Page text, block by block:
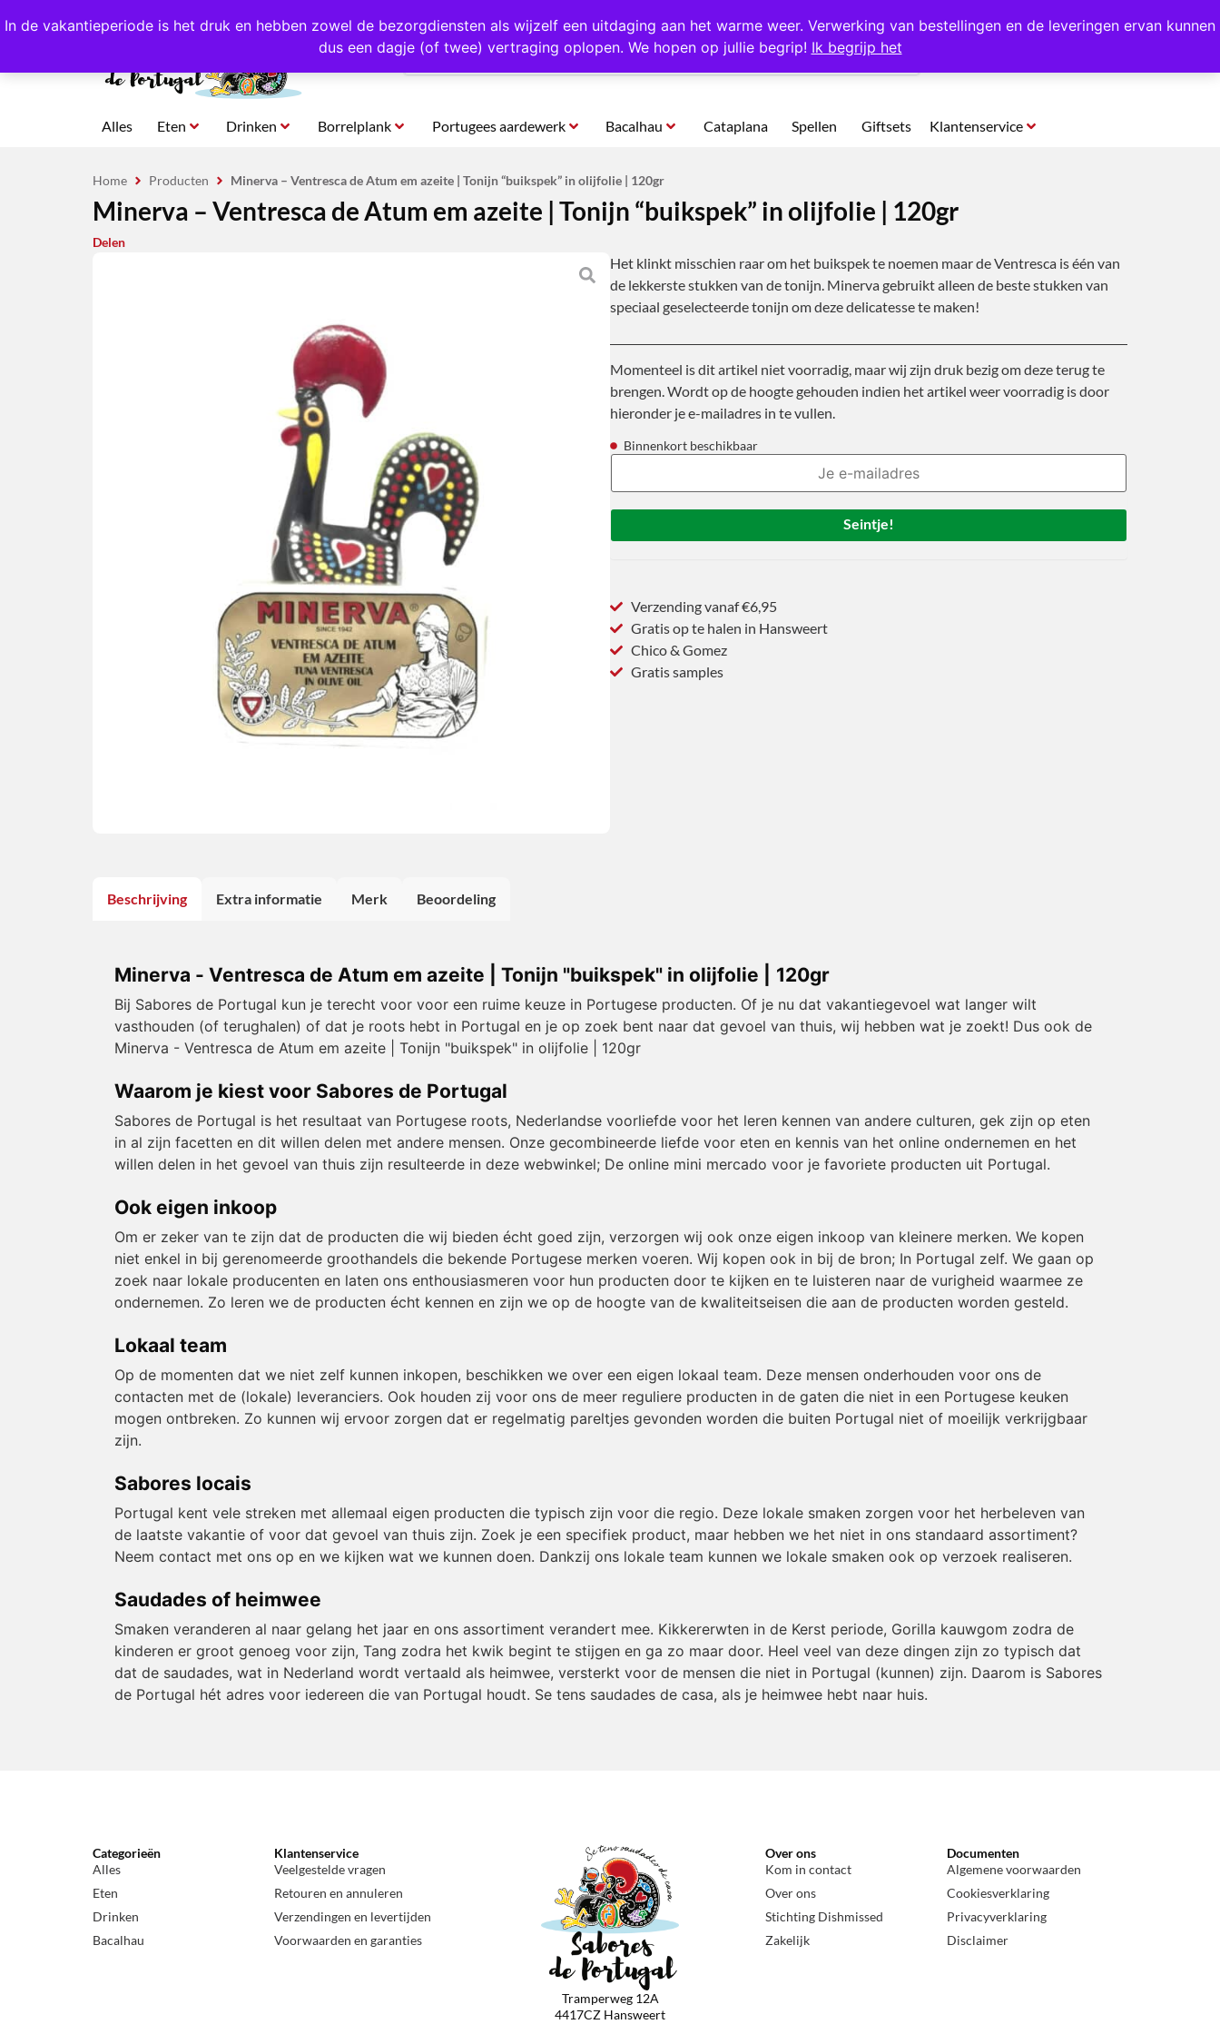
In de vakantieperiode is het druk en hebben zowel de bezorgdiensten als wijzelf een uitdaging aan het warme weer. Verwerking van bestellingen en de leveringen ervan kunnen
dus een dagje (of twee) vertraging oplopen. We hopen op jullie begrip! Ik begrijp het
4,8/5,0 sterren beoordeeld! Eigen import uit Portugal Altijd 1000 verschillende producten op voorraad Gratis op te halen in Hansweert
Alles Eten Drinken Borrelplank Portugees aardewerk Bacalhau Cataplana Spellen Giftsets Klantenservice
Home Producten Minerva – Ventresca de Atum em azeite | Tonijn “buikspek” in olijfolie | 120gr
Minerva – Ventresca de Atum em azeite | Tonijn “buikspek” in olijfolie | 120gr
Delen
Het klinkt misschien raar om het buikspek te noemen maar de Ventresca is één van
de lekkerste stukken van de tonijn. Minerva gebruikt alleen de beste stukken van
speciaal geselecteerde tonijn om deze delicatesse te maken!
Momenteel is dit artikel niet voorradig, maar wij zijn druk bezig om deze terug te
brengen. Wordt op de hoogte gehouden indien het artikel weer voorradig is door
hieronder je e-mailadres in te vullen.
Binnenkort beschikbaar
Seintje!
Verzending vanaf €6,95
Gratis op te halen in Hansweert
Chico & Gomez
Gratis samples
Beschrijving Extra informatie Merk Beoordeling
Minerva - Ventresca de Atum em azeite | Tonijn "buikspek" in olijfolie | 120gr
Bij Sabores de Portugal kun je terecht voor voor een ruime keuze in Portugese producten. Of je nu dat vakantiegevoel wat langer wilt
vasthouden (of terughalen) of dat je roots hebt in Portugal en je op zoek bent naar dat gevoel van thuis, wij hebben wat je zoekt! Dus ook de
Minerva - Ventresca de Atum em azeite | Tonijn "buikspek" in olijfolie | 120gr
Waarom je kiest voor Sabores de Portugal
Sabores de Portugal is het resultaat van Portugese roots, Nederlandse voorliefde voor het leren kennen van andere culturen, gek zijn op eten
in al zijn facetten en dit willen delen met andere mensen. Onze gecombineerde liefde voor eten en kennis van het online ondernemen en het
willen delen in het gevoel van thuis zijn resulteerde in deze webwinkel; De online mini mercado voor je favoriete producten uit Portugal.
Ook eigen inkoop
Om er zeker van te zijn dat de producten die wij bieden écht goed zijn, verzorgen wij ook onze eigen inkoop van kleinere merken. We kopen
niet enkel in bij gerenomeerde groothandels die bekende Portugese merken voeren. Wij kopen ook in bij de bron; In Portugal zelf. We gaan op
zoek naar lokale producenten en laten ons enthousiasmeren voor hun producten door te kijken en te luisteren naar de vurigheid waarmee ze
ondernemen. Zo leren we de producten écht kennen en zijn we op de hoogte van de kwaliteitseisen die aan de producten worden gesteld.
Lokaal team
Op de momenten dat we niet zelf kunnen inkopen, beschikken we over een eigen lokaal team. Deze mensen onderhouden voor ons de
contacten met de (lokale) leveranciers. Ook houden zij voor ons de meer reguliere producten in de gaten die niet in een Portugese keuken
mogen ontbreken. Zo kunnen wij ervoor zorgen dat er regelmatig pareltjes gevonden worden die buiten Portugal niet of moeilijk verkrijgbaar
zijn.
Sabores locais
Portugal kent vele streken met allemaal eigen producten die typisch zijn voor die regio. Deze lokale smaken zorgen voor het herbeleven van
de laatste vakantie of voor dat gevoel van thuis zijn. Zoek je een specifiek product, maar hebben we het niet in ons standaard assortiment?
Neem contact met ons op en we kijken wat we kunnen doen. Dankzij ons lokale team kunnen we lokale smaken ook op verzoek realiseren.
Saudades of heimwee
Smaken veranderen al naar gelang het jaar en ons assortiment verandert mee. Kikkererwten in de Kerst periode, Gorilla kauwgom zodra de
kinderen er groot genoeg voor zijn, Tang zodra het kwik begint te stijgen en ga zo maar door. Heel veel van deze dingen zijn zo typisch dat
dat de saudades, wat in Nederland wordt vertaald als heimwee, versterkt voor de mensen die niet in Portugal (kunnen) zijn. Daarom is Sabores
de Portugal hét adres voor iedereen die van Portugal houdt. Se tens saudades de casa, als je heimwee hebt naar huis.
Categorieën
Alles
Eten
Drinken
Bacalhau
Klantenservice
Veelgestelde vragen
Retouren en annuleren
Verzendingen en levertijden
Voorwaarden en garanties
Tramperweg 12A
4417CZ Hansweert
Over ons
Kom in contact
Over ons
Stichting Dishmissed
Zakelijk
Documenten
Algemene voorwaarden
Cookiesverklaring
Privacyverklaring
Disclaimer